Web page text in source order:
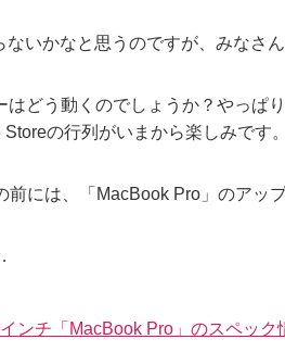
いかなと思うのですが、みなさ
はどう動くのでしょうか？やっぱ
の行列がいまから楽しみです
前には、「MacBook Pro」のアッ
ンチ「MacBook Pro」のスペッ